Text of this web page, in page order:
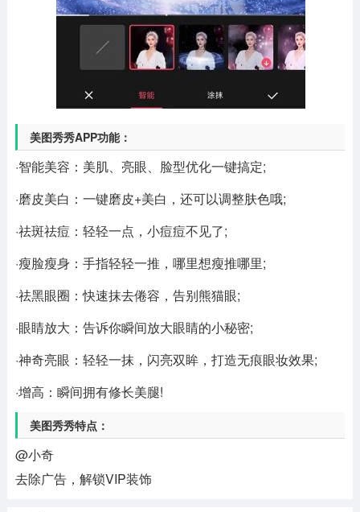
美图秀秀APP功能：
·智能美容：美肌、亮眼、脸型优化一键搞定;
·磨皮美白：一键磨皮+美白，还可以调整肤色哦;
·祛斑祛痘：轻轻一点，小痘痘不见了;
·瘦脸瘦身：手指轻轻一推，哪里想瘦推哪里;
·祛黑眼圈：快速抹去倦容，告别熊猫眼;
·眼睛放大：告诉你瞬间放大眼睛的小秘密;
·神奇亮眼：轻轻一抹，闪亮双眸，打造无痕眼妆效果;
·增高：瞬间拥有修长美腿!
美图秀秀特点：
@小奇
去除广告，解锁VIP装饰